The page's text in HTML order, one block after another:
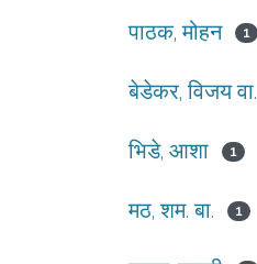
पाठक, मोहन 1
बेडेकर, विजय वा.
भिडे, आशा 1
मठ, शम. बा. 1